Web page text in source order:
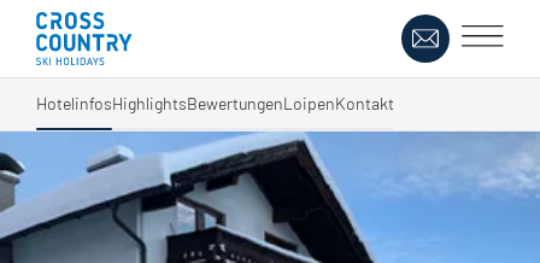
HotelinfosHighlightsBewertungenLoipenKontakt